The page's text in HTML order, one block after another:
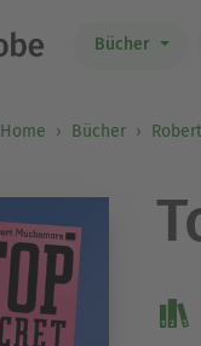
Bücher
Home Bücher